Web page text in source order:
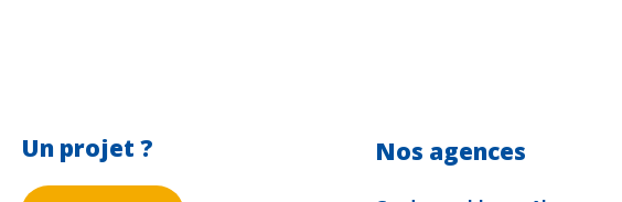
Un projet ? Nos agences